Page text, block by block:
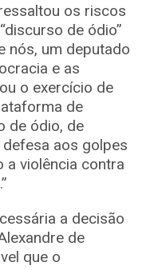
os riscos
de ódio”
nós, um deputado
e as
o exercício de
de
de ódio, de
aos golpes
a violência contra
a decisão
de
que o